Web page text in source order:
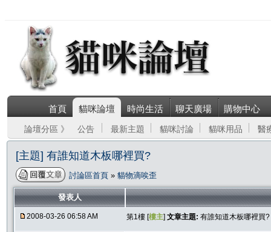
首頁 貓咪論壇 時尚生活 聊天廣場 購物中心
論壇分區 》 公告 最新主題 貓咪討論 貓咪用品 醫
[主題] 有誰知道木板哪裡買?
討論區首頁 » 貓物滴唉歪
發表人
2008-03-26 06:58 AM 第1樓 [樓主] 文章主題: 有誰知道木板哪裡買?